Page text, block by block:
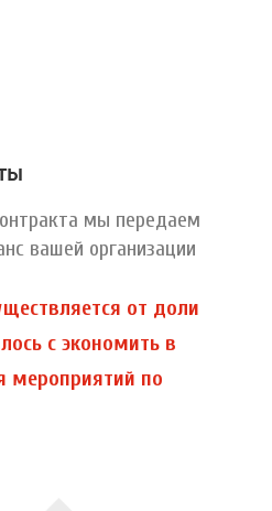
мы передаем
вашей организации
от доли
с экономить в
мероприятий по